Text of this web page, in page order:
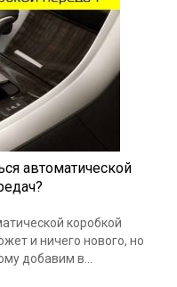
автоматической
коробкой
и ничего нового, но
добавим в…